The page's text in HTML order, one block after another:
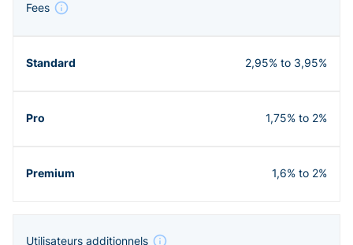
Fees
2,95% to 3,95%
1,75% to 2%
1,6% to 2%
Utilisateurs additionnels